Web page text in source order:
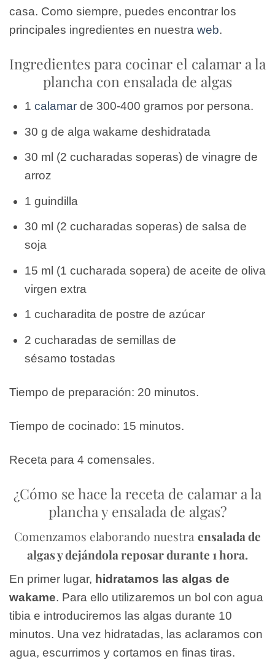
casa. Como siempre, puedes encontrar los
principales ingredientes en nuestra web.
Ingredientes para cocinar el calamar a la
plancha con ensalada de algas
1 calamarde 300-400 gramos por persona.
30 g de alga wakame deshidratada
30 ml (2 cucharadas soperas) de vinagre de
arroz
1 guindilla
30 ml (2 cucharadas soperas) de salsa de
soja
15 ml (1 cucharada sopera) de aceite de oliva
virgen extra
1 cucharadita de postre de azúcar
2 cucharadas de semillas de
sésamo tostadas
Tiempo de preparación: 20 minutos.
Tiempo de cocinado: 15 minutos.
Receta para 4 comensales.
¿Cómo se hace la receta de calamar a la
plancha y ensalada de algas?
Comenzamos elaborando nuestraensalada de
algas y dejándola reposar durante 1 hora.
En primer lugar, hidratamos las algas de
wakame. Para ello utilizaremos un bol con agua
tibia e introduciremos las algas durante 10
minutos. Una vez hidratadas, las aclaramos con
agua, escurrimos y cortamos en finas tiras.